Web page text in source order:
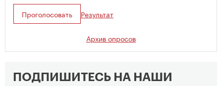
Проголосовать Результат
Архив опросов
ПОДПИШИТЕСЬ НА НАШИ